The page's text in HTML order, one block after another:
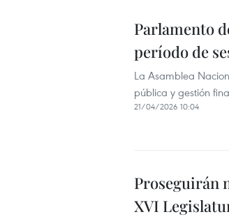
Parlamento
período de
La Asamblea
pública y gestión
21/04/2026 10:04
Proseguirán
XVI